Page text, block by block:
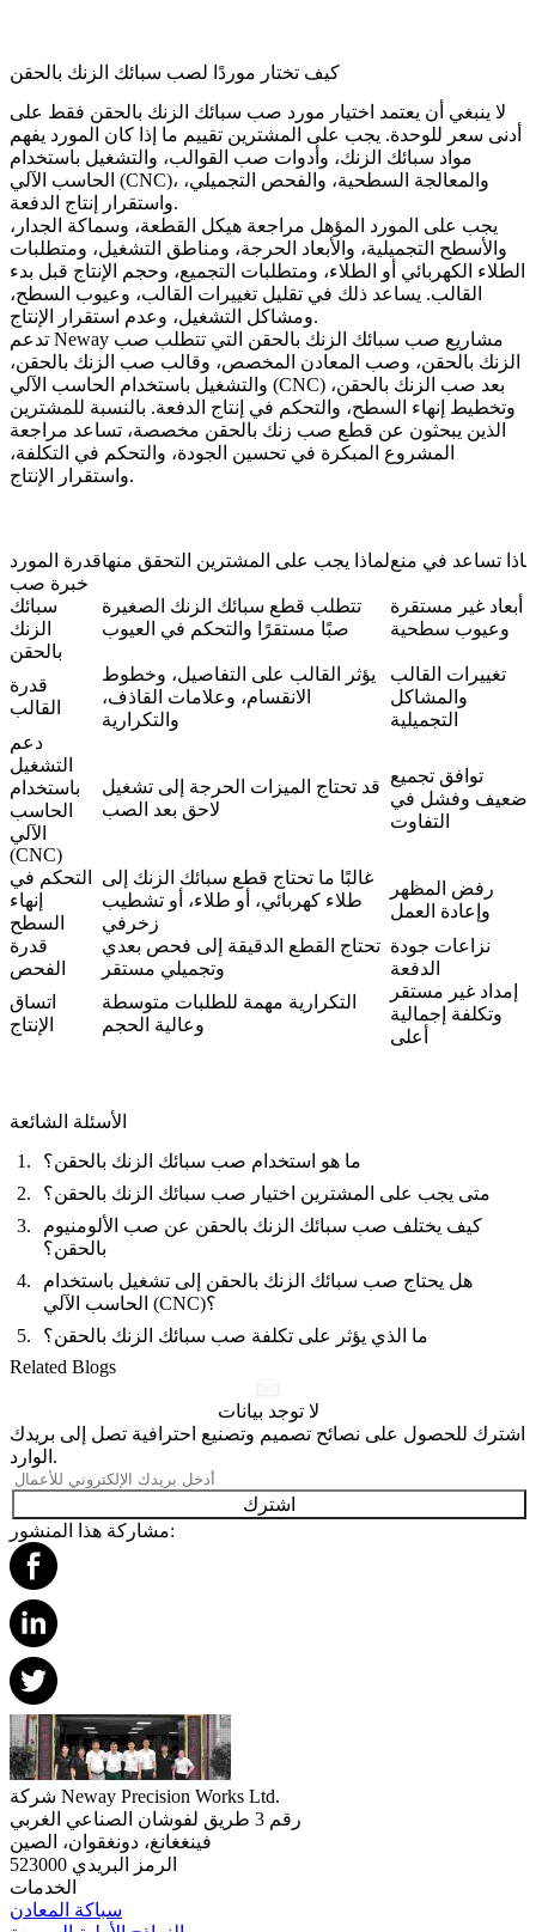
كيف تختار موردًا لصب سبائك الزنك بالحقن
لا ينبغي أن يعتمد اختيار مورد صب سبائك الزنك بالحقن فقط على
أدنى سعر للوحدة. يجب على المشترين تقييم ما إذا كان المورد يفهم
مواد سبائك الزنك، وأدوات صب القوالب، والتشغيل باستخدام
الحاسب الآلي (CNC)، والمعالجة السطحية، والفحص التجميلي،
واستقرار إنتاج الدفعة.
يجب على المورد المؤهل مراجعة هيكل القطعة، وسماكة الجدار،
والأسطح التجميلية، والأبعاد الحرجة، ومناطق التشغيل، ومتطلبات
الطلاء الكهربائي أو الطلاء، ومتطلبات التجميع، وحجم الإنتاج قبل بدء
القالب. يساعد ذلك في تقليل تغييرات القالب، وعيوب السطح،
ومشاكل التشغيل، وعدم استقرار الإنتاج.
تدعم Neway مشاريع صب سبائك الزنك بالحقن التي تتطلب صب
الزنك بالحقن، وصب المعادن المخصص، وقالب صب الزنك بالحقن،
والتشغيل باستخدام الحاسب الآلي (CNC) بعد صب الزنك بالحقن،
وتخطيط إنهاء السطح، والتحكم في إنتاج الدفعة. بالنسبة للمشترين
الذين يبحثون عن قطع صب زنك بالحقن مخصصة، تساعد مراجعة
المشروع المبكرة في تحسين الجودة، والتحكم في التكلفة،
واستقرار الإنتاج.
قدرة الموردلماذا يجب على المشترين التحقق منهاماذا تساعد في منع
خبرة صب
سبائك
الزنك
بالحقن
تتطلب قطع سبائك الزنك الصغيرة
صبًا مستقرًا والتحكم في العيوب
أبعاد غير مستقرة
وعيوب سطحية
قدرة
القالب
يؤثر القالب على التفاصيل، وخطوط
الانقسام، وعلامات القاذف،
والتكرارية
تغييرات القالب
والمشاكل
التجميلية
دعم
التشغيل
باستخدام
الحاسب
الآلي
(CNC)
قد تحتاج الميزات الحرجة إلى تشغيل
لاحق بعد الصب
توافق تجميع
ضعيف وفشل في
التفاوت
التحكم في
إنهاء
السطح
غالبًا ما تحتاج قطع سبائك الزنك إلى
طلاء كهربائي، أو طلاء، أو تشطيب
زخرفي
رفض المظهر
وإعادة العمل
قدرة
الفحص
تحتاج القطع الدقيقة إلى فحص بعدي
وتجميلي مستقر
نزاعات جودة
الدفعة
اتساق
الإنتاج
التكرارية مهمة للطلبات متوسطة
وعالية الحجم
إمداد غير مستقر
وتكلفة إجمالية
أعلى
الأسئلة الشائعة
ما هو استخدام صب سبائك الزنك بالحقن؟
متى يجب على المشترين اختيار صب سبائك الزنك بالحقن؟
كيف يختلف صب سبائك الزنك بالحقن عن صب الألومنيوم
بالحقن؟
هل يحتاج صب سبائك الزنك بالحقن إلى تشغيل باستخدام
الحاسب الآلي (CNC)؟
ما الذي يؤثر على تكلفة صب سبائك الزنك بالحقن؟
Related Blogs
لا توجد بيانات
اشترك للحصول على نصائح تصميم وتصنيع احترافية تصل إلى بريدك
الوارد.
اشترك
مشاركة هذا المنشور:
شركة Neway Precision Works Ltd.
رقم 3 طريق لفوشان الصناعي الغربي
فينغغانغ، دونغقوان، الصين
الرمز البريدي 523000
الخدمات
سباكة المعادن